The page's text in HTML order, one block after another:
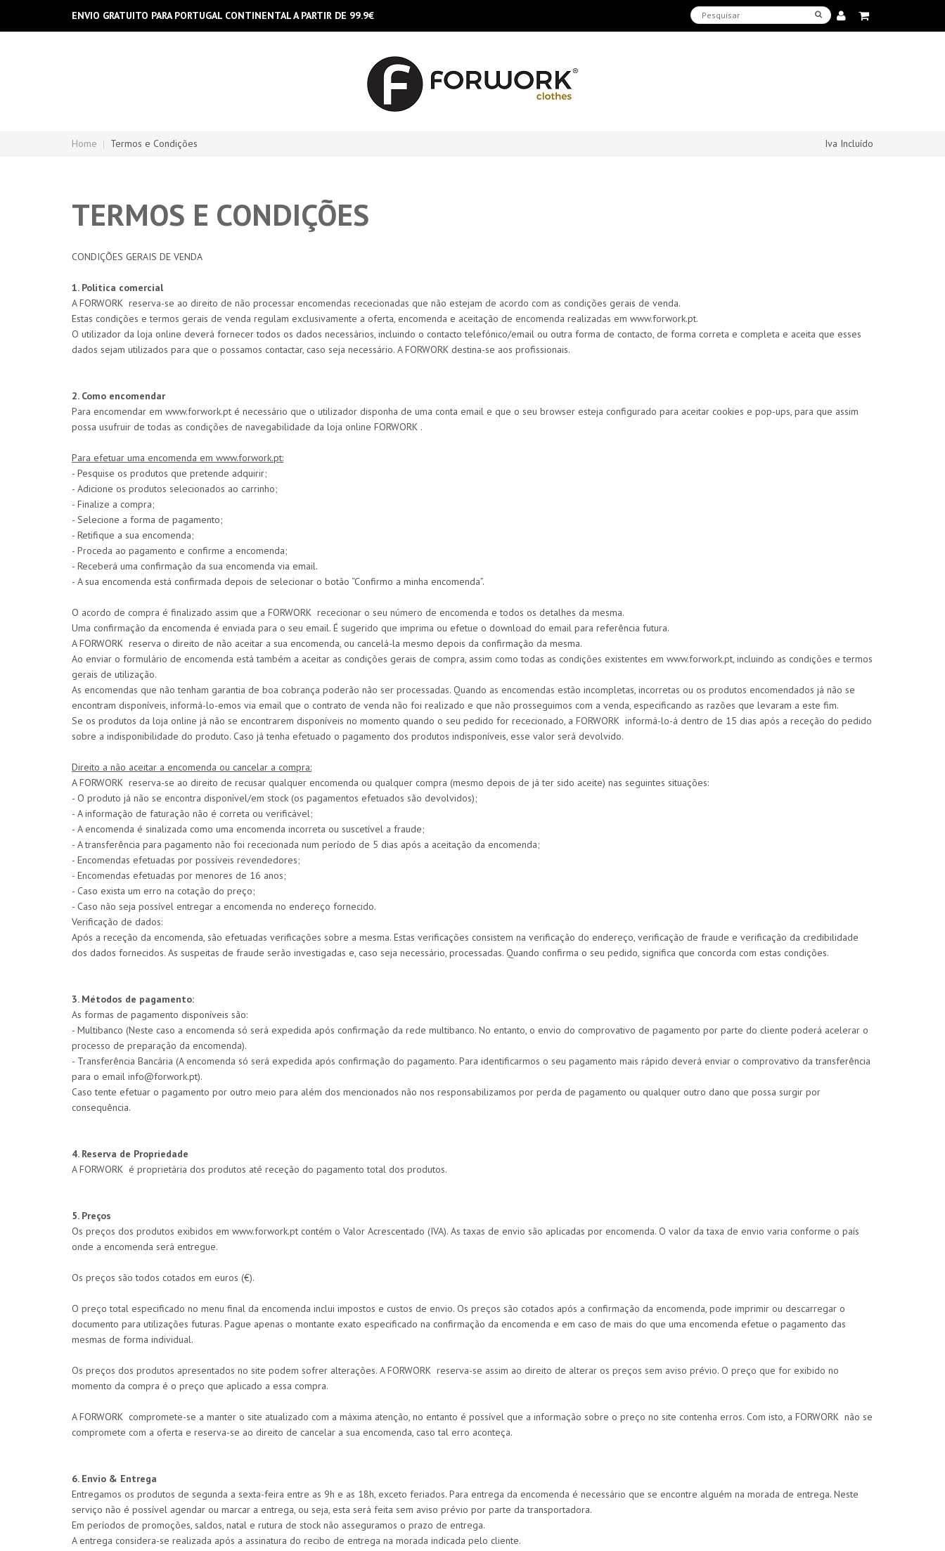
ENVIO GRATUITO PARA PORTUGAL CONTINENTAL A PARTIR DE 99.9€
Home Termos e Condições Iva Incluído
TERMOS E CONDIÇÕES
CONDIÇÕES GERAIS DE VENDA
1. Politica comercial
A FORWORK reserva-se ao direito de não processar encomendas rececionadas que não estejam de acordo com as condições gerais de venda.
Estas condições e termos gerais de venda regulam exclusivamente a oferta, encomenda e aceitação de encomenda realizadas em www.forwork.pt.
O utilizador da loja online deverá fornecer todos os dados necessários, incluindo o contacto telefónico/email ou outra forma de contacto, de forma correta e completa e aceita que esses
dados sejam utilizados para que o possamos contactar, caso seja necessário. A FORWORK destina-se aos profissionais.
2. Como encomendar
Para encomendar em www.forwork.pt é necessário que o utilizador disponha de uma conta email e que o seu browser esteja configurado para aceitar cookies e pop-ups, para que assim
possa usufruir de todas as condições de navegabilidade da loja online FORWORK .
Para efetuar uma encomenda em www.forwork.pt:
- Pesquise os produtos que pretende adquirir;
- Adicione os produtos selecionados ao carrinho;
- Finalize a compra;
- Selecione a forma de pagamento;
- Retifique a sua encomenda;
- Proceda ao pagamento e confirme a encomenda;
- Receberá uma confirmação da sua encomenda via email.
- A sua encomenda está confirmada depois de selecionar o botão “Confirmo a minha encomenda”.
O acordo de compra é finalizado assim que a FORWORK rececionar o seu número de encomenda e todos os detalhes da mesma.
Uma confirmação da encomenda é enviada para o seu email. É sugerido que imprima ou efetue o download do email para referência futura.
A FORWORK reserva o direito de não aceitar a sua encomenda, ou cancelá-la mesmo depois da confirmação da mesma.
Ao enviar o formulário de encomenda está também a aceitar as condições gerais de compra, assim como todas as condições existentes em www.forwork.pt, incluindo as condições e termos
gerais de utilização.
As encomendas que não tenham garantia de boa cobrança poderão não ser processadas. Quando as encomendas estão incompletas, incorretas ou os produtos encomendados já não se
encontram disponíveis, informá-lo-emos via email que o contrato de venda não foi realizado e que não prosseguimos com a venda, especificando as razões que levaram a este fim.
Se os produtos da loja online já não se encontrarem disponíveis no momento quando o seu pedido for rececionado, a FORWORK informá-lo-á dentro de 15 dias após a receção do pedido
sobre a indisponibilidade do produto. Caso já tenha efetuado o pagamento dos produtos indisponíveis, esse valor será devolvido.
Direito a não aceitar a encomenda ou cancelar a compra:
A FORWORK reserva-se ao direito de recusar qualquer encomenda ou qualquer compra (mesmo depois de já ter sido aceite) nas seguintes situações:
- O produto já não se encontra disponível/em stock (os pagamentos efetuados são devolvidos);
- A informação de faturação não é correta ou verificável;
- A encomenda é sinalizada como uma encomenda incorreta ou suscetível a fraude;
- A transferência para pagamento não foi rececionada num período de 5 dias após a aceitação da encomenda;
- Encomendas efetuadas por possíveis revendedores;
- Encomendas efetuadas por menores de 16 anos;
- Caso exista um erro na cotação do preço;
- Caso não seja possível entregar a encomenda no endereço fornecido.
Verificação de dados:
Após a receção da encomenda, são efetuadas verificações sobre a mesma. Estas verificações consistem na verificação do endereço, verificação de fraude e verificação da credibilidade
dos dados fornecidos. As suspeitas de fraude serão investigadas e, caso seja necessário, processadas. Quando confirma o seu pedido, significa que concorda com estas condições.
3. Métodos de pagamento:
As formas de pagamento disponíveis são:
- Multibanco (Neste caso a encomenda só será expedida após confirmação da rede multibanco. No entanto, o envio do comprovativo de pagamento por parte do cliente poderá acelerar o
processo de preparação da encomenda).
- Transferência Bancária (A encomenda só será expedida após confirmação do pagamento. Para identificarmos o seu pagamento mais rápido deverá enviar o comprovativo da transferência
para o email info@forwork.pt).
Caso tente efetuar o pagamento por outro meio para além dos mencionados não nos responsabilizamos por perda de pagamento ou qualquer outro dano que possa surgir por
consequência.
4. Reserva de Propriedade
A FORWORK é proprietária dos produtos até receção do pagamento total dos produtos.
5. Preços
Os preços dos produtos exibidos em www.forwork.pt contém o Valor Acrescentado (IVA). As taxas de envio são aplicadas por encomenda. O valor da taxa de envio varia conforme o país
onde a encomenda será entregue.
Os preços são todos cotados em euros (€).
O preço total especificado no menu final da encomenda inclui impostos e custos de envio. Os preços são cotados após a confirmação da encomenda, pode imprimir ou descarregar o
documento para utilizações futuras. Pague apenas o montante exato especificado na confirmação da encomenda e em caso de mais do que uma encomenda efetue o pagamento das
mesmas de forma individual.
Os preços dos produtos apresentados no site podem sofrer alterações. A FORWORK reserva-se assim ao direito de alterar os preços sem aviso prévio. O preço que for exibido no
momento da compra é o preço que aplicado a essa compra.
A FORWORK compromete-se a manter o site atualizado com a máxima atenção, no entanto é possível que a informação sobre o preço no site contenha erros. Com isto, a FORWORK não se
compromete com a oferta e reserva-se ao direito de cancelar a sua encomenda, caso tal erro aconteça.
6. Envio & Entrega
Entregamos os produtos de segunda a sexta-feira entre as 9h e as 18h, exceto feriados. Para entrega da encomenda é necessário que se encontre alguém na morada de entrega. Neste
serviço não é possível agendar ou marcar a entrega, ou seja, esta será feita sem aviso prévio por parte da transportadora.
Em períodos de promoções, saldos, natal e rutura de stock não asseguramos o prazo de entrega.
A entrega considera-se realizada após a assinatura do recibo de entrega na morada indicada pelo cliente.